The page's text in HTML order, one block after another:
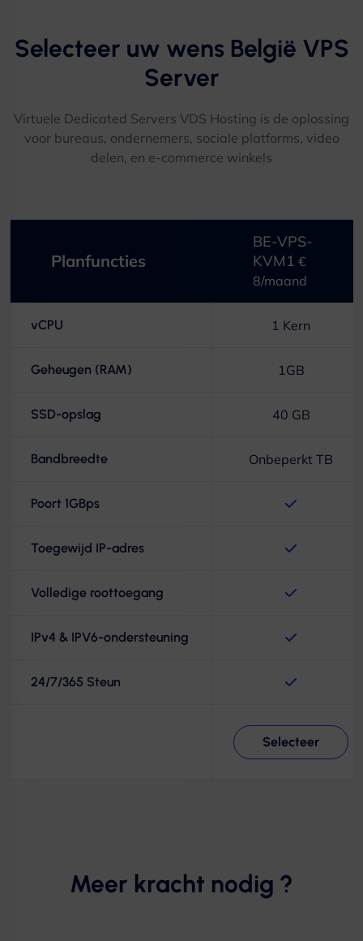
Selecteer uw wens België VPS
Server​
Virtuele Dedicated Servers VDS Hosting is de oplossing
voor bureaus, ondernemers, sociale platforms, video
delen, en e-commerce winkels
Planfuncties
BE-VPS-
KVM1 €
8/maand
vCPU 1 Kern
Geheugen (RAM) 1GB
SSD-opslag 40 GB
Bandbreedte Onbeperkt TB
Poort 1GBps
Toegewijd IP-adres
Volledige roottoegang
IPv4 & IPV6-ondersteuning
24/7/365 Steun
Selecteer
Meer kracht nodig ?